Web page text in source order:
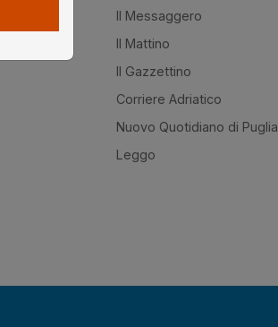
Il Messaggero
Il Mattino
Il Gazzettino
Corriere Adriatico
Nuovo Quotidiano di Puglia
Leggo